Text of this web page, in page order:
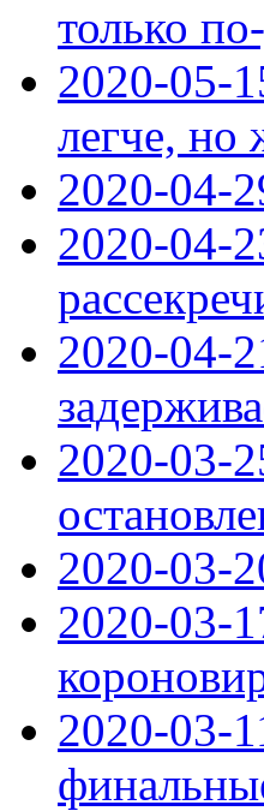
только
2020-05-
легче, но
2020-04-
2020-04-
2020-04-
2020-03-
2020-03-
2020-03-
2020-03-